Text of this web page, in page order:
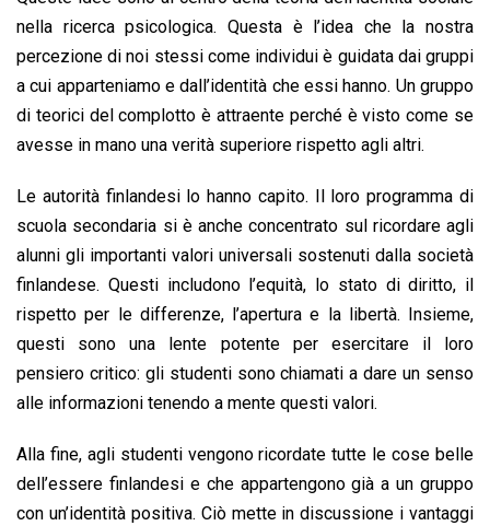
nella ricerca psicologica. Questa è l’idea che la nostra
percezione di noi stessi come individui è guidata dai gruppi
a cui apparteniamo e dall’identità che essi hanno. Un gruppo
di teorici del complotto è attraente perché è visto come se
avesse in mano una verità superiore rispetto agli altri.
Le autorità finlandesi lo hanno capito. Il loro programma di
scuola secondaria si è anche concentrato sul ricordare agli
alunni gli importanti valori universali sostenuti dalla società
finlandese. Questi includono l’equità, lo stato di diritto, il
rispetto per le differenze, l’apertura e la libertà. Insieme,
questi sono una lente potente per esercitare il loro
pensiero critico: gli studenti sono chiamati a dare un senso
alle informazioni tenendo a mente questi valori.
Alla fine, agli studenti vengono ricordate tutte le cose belle
dell’essere finlandesi e che appartengono già a un gruppo
con un’identità positiva. Ciò mette in discussione i vantaggi